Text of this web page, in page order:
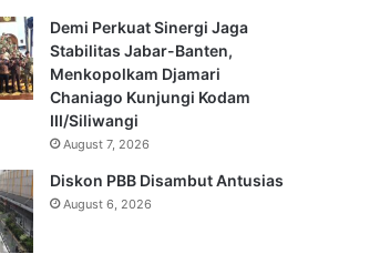
Demi Perkuat Sinergi Jaga
Stabilitas Jabar-Banten,
Menkopolkam Djamari
Chaniago Kunjungi Kodam
III/Siliwangi
August 7, 2026
Diskon PBB Disambut Antusias
August 6, 2026